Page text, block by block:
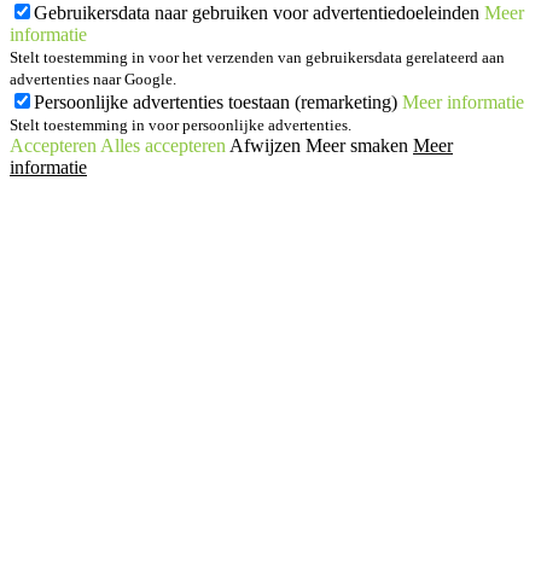
Gebruikersdata naar gebruiken voor advertentiedoeleinden Meer
informatie
Stelt toestemming in voor het verzenden van gebruikersdata gerelateerd aan
advertenties naar Google.
Persoonlijke advertenties toestaan (remarketing) Meer informatie
Stelt toestemming in voor persoonlijke advertenties.
Accepteren Alles accepteren Afwijzen Meer smaken Meer
informatie